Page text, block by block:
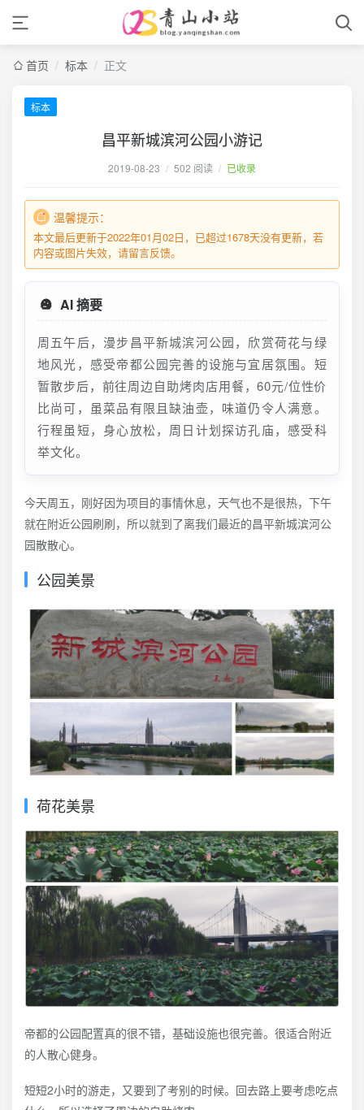
首页 / 标本 / 正文
标本
昌平新城滨河公园小游记
2019-08-23 / 502 阅读 / 已收录
温馨提示：
本文最后更新于2022年01月02日，已超过1678天没有更新，若
内容或图片失效，请留言反馈。
AI 摘要
周五午后，漫步昌平新城滨河公园，欣赏荷花与绿
地风光，感受帝都公园完善的设施与宜居氛围。短
暂散步后，前往周边自助烤肉店用餐，60元/位性价
比尚可，虽菜品有限且缺油壶，味道仍令人满意。
行程虽短，身心放松，周日计划探访孔庙，感受科
举文化。
今天周五，刚好因为项目的事情休息，天气也不是很热，下午
就在附近公园刷刷，所以就到了离我们最近的昌平新城滨河公
园散散心。
公园美景
荷花美景
帝都的公园配置真的很不错，基础设施也很完善。很适合附近
的人散心健身。
短短2小时的游走，又要到了考别的时候。回去路上要考虑吃点